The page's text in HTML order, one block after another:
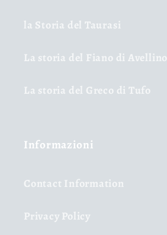
la Storia del Taurasi
La storia del Fiano di Avellino
La storia del Greco di Tufo
Informazioni
Contact Information
Privacy Policy